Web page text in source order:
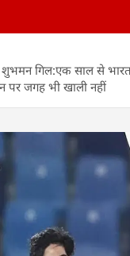
गिल:एक साल से
पर जगह भी खाली नहीं